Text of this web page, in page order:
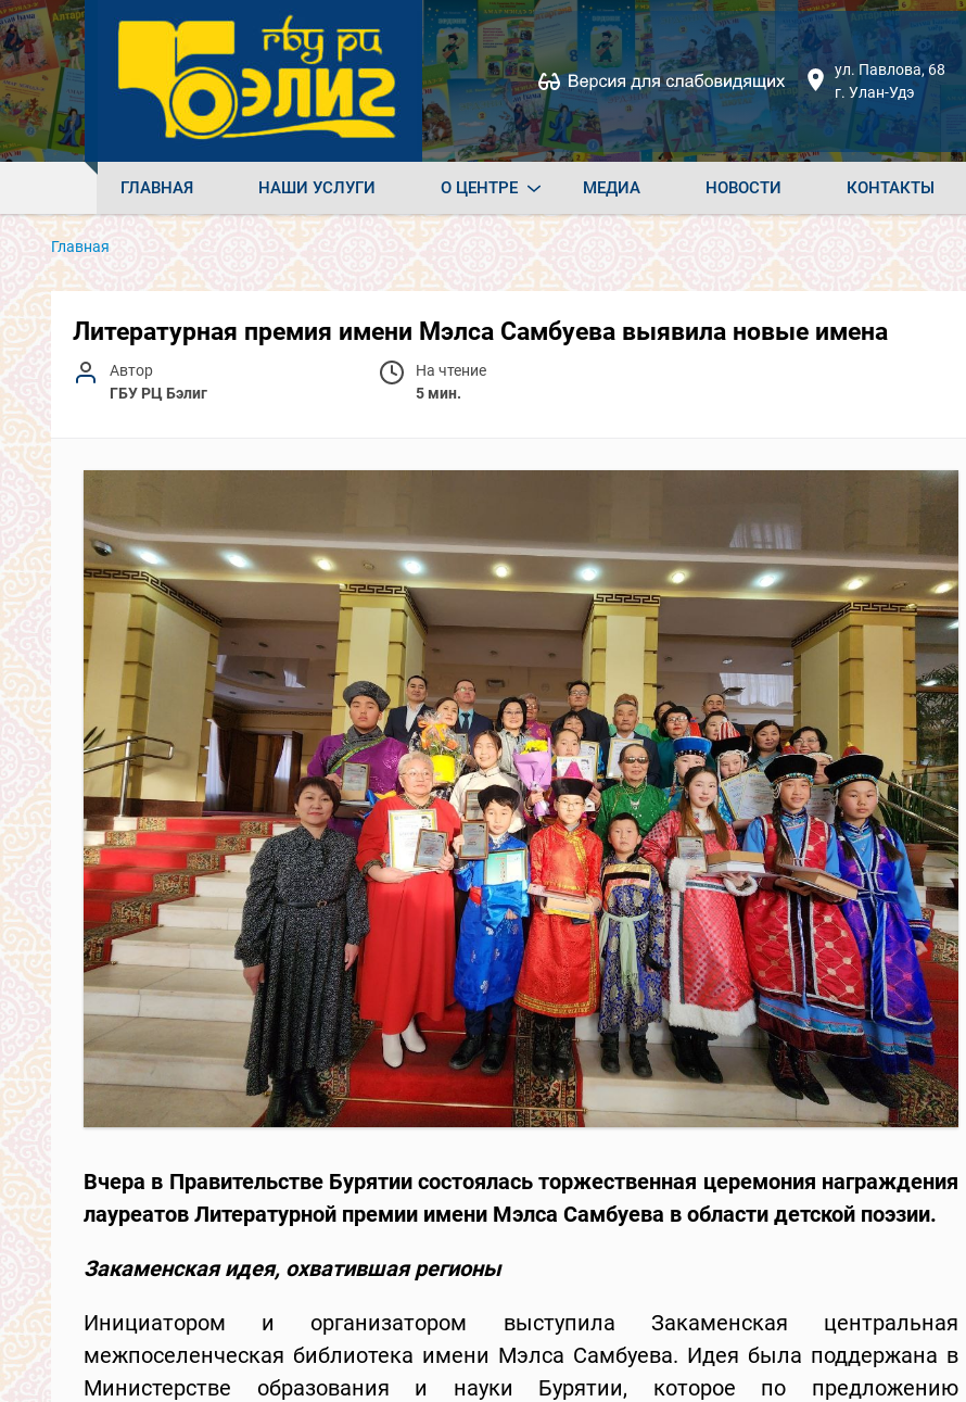
ул. Павлова, 68
г. Улан-Удэ
ГЛАВНАЯ НАШИ УСЛУГИ О ЦЕНТРЕ МЕДИА НОВОСТИ КОНТАКТЫ
Главная
Литературная премия имени Мэлса Самбуева выявила новые имена
Автор
ГБУ РЦ Бэлиг
На чтение
5 мин.
Вчера в Правительстве Бурятии состоялась торжественная церемония награждения
лауреатов Литературной премии имени Мэлса Самбуева в области детской поэзии.
Закаменская идея, охватившая регионы
Инициатором и организатором выступила Закаменская центральная
межпоселенческая библиотека имени Мэлса Самбуева. Идея была поддержана в
Министерстве образования и науки Бурятии, которое по предложению